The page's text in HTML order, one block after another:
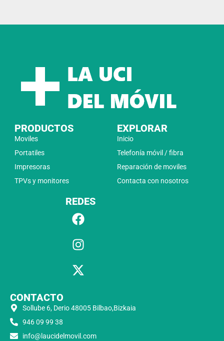
PRODUCTOS
Moviles
Portatiles
Impresoras
TPVs y monitores
EXPLORAR
Inicio
Telefonía móvil / fibra
Reparación de moviles
Contacta con nosotros
REDES
CONTACTO
Sollube 6, Derio 48005 Bilbao,Bizkaia
946 09 99 38
info@laucidelmovil.com